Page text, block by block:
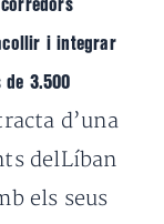
i integrar
3.500
d’una
delLíban
els seus